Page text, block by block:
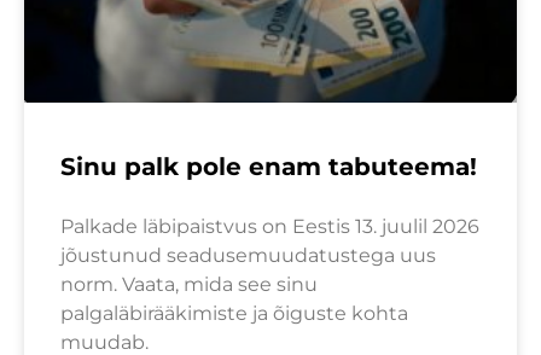
Sinu palk pole enam tabuteema!
Palkade läbipaistvus on Eestis 13. juulil 2026
jõustunud seadusemuudatustega uus
norm. Vaata, mida see sinu
palgaläbirääkimiste ja õiguste kohta
muudab.